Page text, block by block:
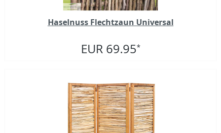
Haselnuss Flechtzaun Universal
EUR 69.95*